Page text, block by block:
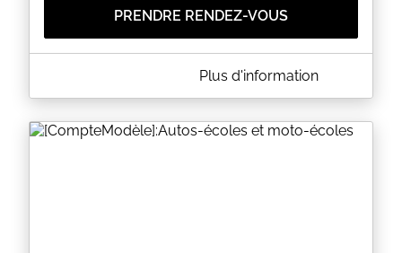
PRENDRE RENDEZ-VOUS
A PROPOS DE BEN CONDUITE
Toute réservation de leçons de conduite un
demandé
le solde sera réglé à la fin de votre leçon
Plus d'information